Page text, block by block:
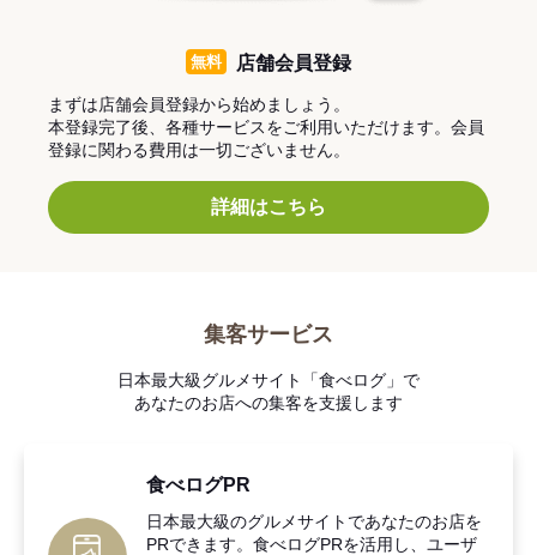
無料 店舗会員登録
まずは店舗会員登録から始めましょう。
本登録完了後、各種サービスをご利用いただけます。会員
登録に関わる費用は一切ございません。
詳細はこちら
集客サービス
日本最大級グルメサイト「食べログ」で
あなたのお店への集客を支援します
食べログPR
日本最大級のグルメサイトであなたのお店を
PRできます。食べログPRを活用し、ユーザ